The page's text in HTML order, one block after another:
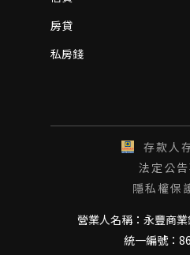
房貸
私房錢
存款人
法定公
隱私權保
營業人名稱：永豐商
統一編號：